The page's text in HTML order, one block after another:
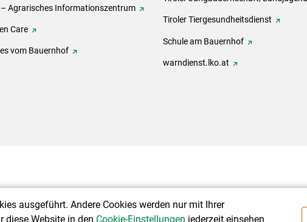
– Agrarisches Informationszentrum
Care
vom Bauernhof
Tiroler Tiergesundheitsdienst
Schule am Bauernhof
warndienst.lko.at
ausgeführt. Andere Cookies werden nur mit Ihrer
diese Website in den Cookie-Einstellungen jederzeit einsehen